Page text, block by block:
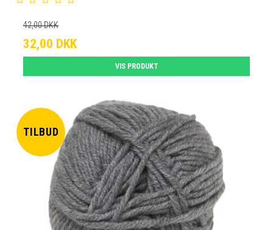
42,00 DKK
32,00 DKK
VIS PRODUKT
TILBUD